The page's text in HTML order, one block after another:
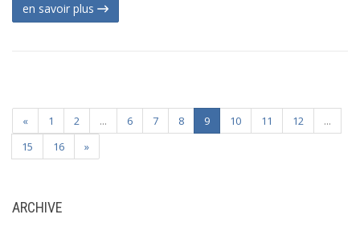
en savoir plus
« 1 2 ... 6 7 8 9 10 11 12
...
15
16 »
ARCHIVE